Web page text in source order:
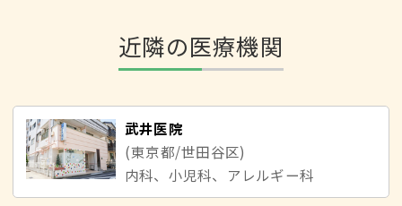
近隣の医療機関
武井医院
(東京都/世田谷区)
内科、小児科、アレルギー科